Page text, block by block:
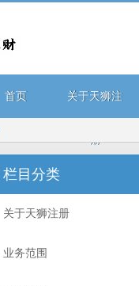
首页 关于天狮注
册
栏目分类
关于天狮注册
业务范围